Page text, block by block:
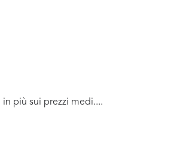
più sui prezzi medi....